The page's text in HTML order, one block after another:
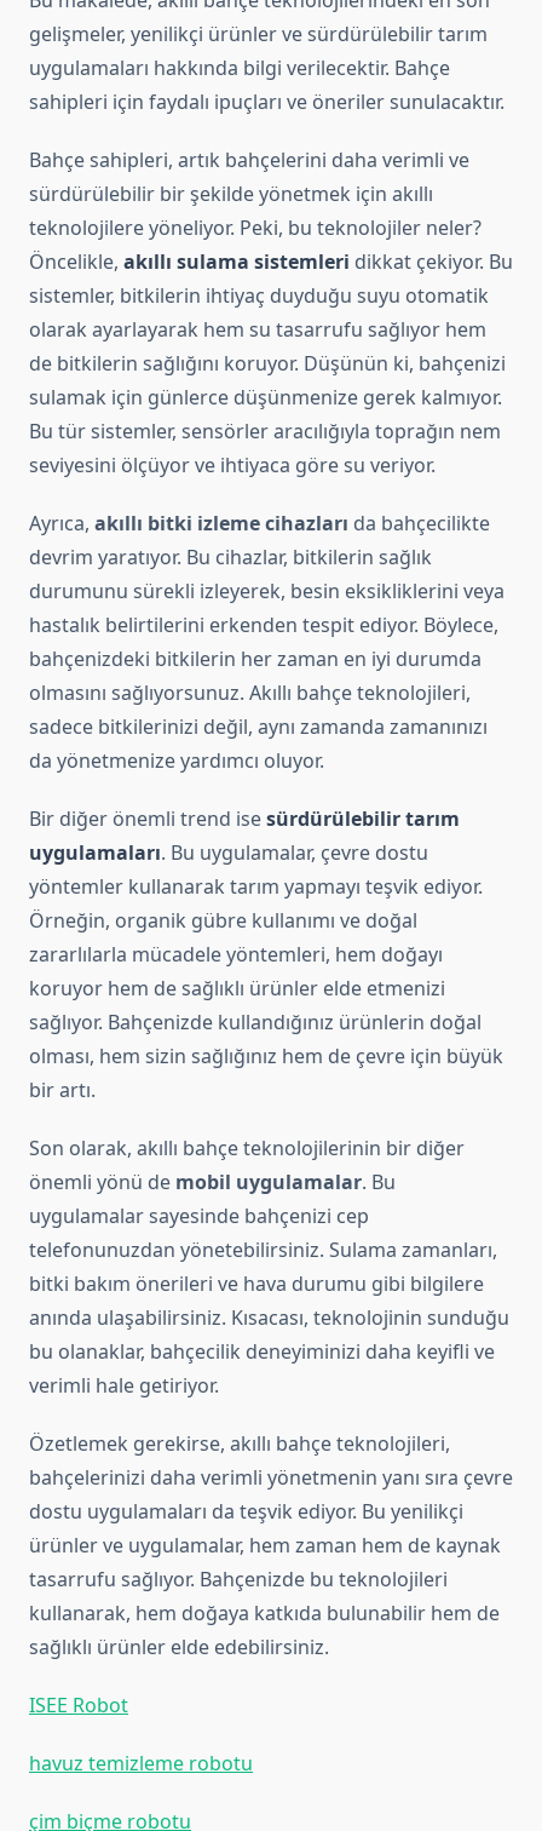
gelişmeler, yenilikçi ürünler ve sürdürülebilir tarım
uygulamaları hakkında bilgi verilecektir. Bahçe
sahipleri için faydalı ipuçları ve öneriler sunulacaktır.
Bahçe sahipleri, artık bahçelerini daha verimli ve
sürdürülebilir bir şekilde yönetmek için akıllı
teknolojilere yöneliyor. Peki, bu teknolojiler neler?
Öncelikle, akıllı sulama sistemleri dikkat çekiyor. Bu
sistemler, bitkilerin ihtiyaç duyduğu suyu otomatik
olarak ayarlayarak hem su tasarrufu sağlıyor hem
de bitkilerin sağlığını koruyor. Düşünün ki, bahçenizi
sulamak için günlerce düşünmenize gerek kalmıyor.
Bu tür sistemler, sensörler aracılığıyla toprağın nem
seviyesini ölçüyor ve ihtiyaca göre su veriyor.
Ayrıca, akıllı bitki izleme cihazları da bahçecilikte
devrim yaratıyor. Bu cihazlar, bitkilerin sağlık
durumunu sürekli izleyerek, besin eksikliklerini veya
hastalık belirtilerini erkenden tespit ediyor. Böylece,
bahçenizdeki bitkilerin her zaman en iyi durumda
olmasını sağlıyorsunuz. Akıllı bahçe teknolojileri,
sadece bitkilerinizi değil, aynı zamanda zamanınızı
da yönetmenize yardımcı oluyor.
Bir diğer önemli trend isesürdürülebilir tarım
uygulamaları. Bu uygulamalar, çevre dostu
yöntemler kullanarak tarım yapmayı teşvik ediyor.
Örneğin, organik gübre kullanımı ve doğal
zararlılarla mücadele yöntemleri, hem doğayı
koruyor hem de sağlıklı ürünler elde etmenizi
sağlıyor. Bahçenizde kullandığınız ürünlerin doğal
olması, hem sizin sağlığınız hem de çevre için büyük
bir artı.
Son olarak, akıllı bahçe teknolojilerinin bir diğer
önemli yönü de mobil uygulamalar. Bu
uygulamalar sayesinde bahçenizi cep
telefonunuzdan yönetebilirsiniz. Sulama zamanları,
bitki bakım önerileri ve hava durumu gibi bilgilere
anında ulaşabilirsiniz. Kısacası, teknolojinin sunduğu
bu olanaklar, bahçecilik deneyiminizi daha keyifli ve
verimli hale getiriyor.
Özetlemek gerekirse, akıllı bahçe teknolojileri,
bahçelerinizi daha verimli yönetmenin yanı sıra çevre
dostu uygulamaları da teşvik ediyor. Bu yenilikçi
ürünler ve uygulamalar, hem zaman hem de kaynak
tasarrufu sağlıyor. Bahçenizde bu teknolojileri
kullanarak, hem doğaya katkıda bulunabilir hem de
sağlıklı ürünler elde edebilirsiniz.
ISEE Robot
havuz temizleme robotu
çim biçme robotu